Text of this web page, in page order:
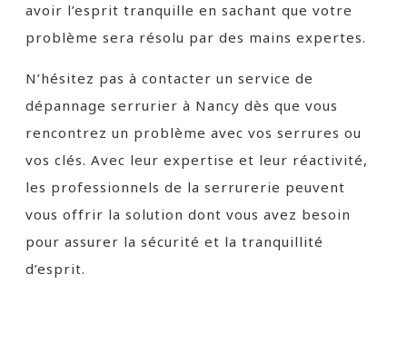
avoir l’esprit tranquille en sachant que votre
problème sera résolu par des mains expertes.
N’hésitez pas à contacter un service de
dépannage serrurier à Nancy dès que vous
rencontrez un problème avec vos serrures ou
vos clés. Avec leur expertise et leur réactivité,
les professionnels de la serrurerie peuvent
vous offrir la solution dont vous avez besoin
pour assurer la sécurité et la tranquillité
d’esprit.